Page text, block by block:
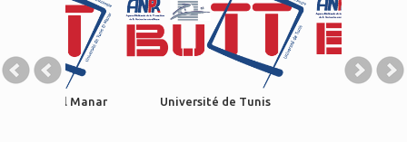
Université de Tunis El Manar